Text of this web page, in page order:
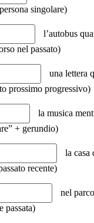
singolare)
l’autobus
nel passato)
una lettera
prossimo progressivo)
la musica
+ gerundio)
la casa
recente)
nel
passata)